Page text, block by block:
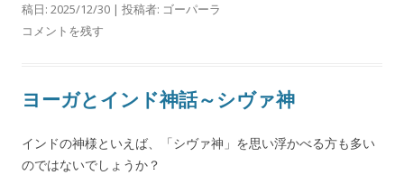
稿日: 2025/12/30 | 投稿者: ゴーパーラ
コメントを残す
ヨーガとインド神話～シヴァ神
インドの神様といえば、「シヴァ神」を思い浮かべる方も多い
のではないでしょうか？